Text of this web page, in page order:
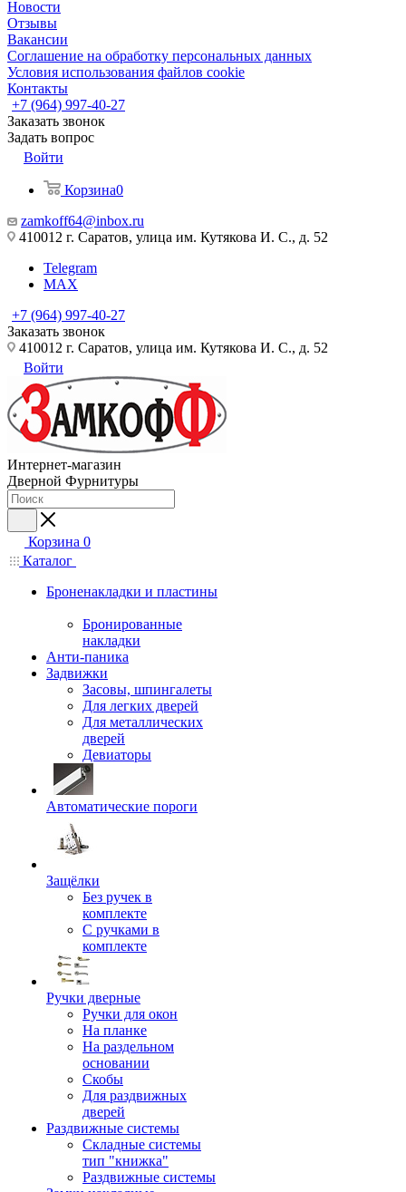
Новости
Отзывы
Вакансии
Соглашение на обработку персональных данных
Условия использования файлов cookie
Контакты
+7 (964) 997-40-27
Заказать звонок
Задать вопрос
Войти
Корзина0
zamkoff64@inbox.ru
410012 г. Саратов, улица им. Кутякова И. С., д. 52
Telegram
MAX
+7 (964) 997-40-27
Заказать звонок
410012 г. Саратов, улица им. Кутякова И. С., д. 52
Войти
Интернет-магазин
Дверной Фурнитуры
Корзина 0
Каталог
Броненакладки и пластины
Бронированные
накладки
Анти-паника
Задвижки
Засовы, шпингалеты
Для легких дверей
Для металлических
дверей
Девиаторы
Автоматические пороги
Защёлки
Без ручек в
комплекте
С ручками в
комплекте
Ручки дверные
Ручки для окон
На планке
На раздельном
основании
Скобы
Для раздвижных
дверей
Раздвижные системы
Складные системы
тип "книжка"
Раздвижные системы